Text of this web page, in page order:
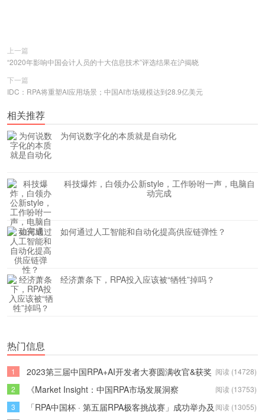
上一篇
“2020年影响中国会计人员的十大信息技术”评选结果在沪揭晓
下一篇
IDC：RPA将重塑AI应用场景；中国AI市场规模达到28.9亿美元
相关推荐
为何说数字化的本质就是自动化
科技爆炸，白领办公新style，工作吩咐一声，电脑自
动完成
如何通过人工智能和自动化提高供应链弹性？
经济萧条下，RPA投入应该被“牺牲”掉吗？
热门信息
阅读 (14728)
1
2023第三届中国RPA+AI开发者大赛圆满收官&获奖
名单公示
阅读 (13753)
2
《Market Insight：中国RPA市场发展洞察
（2022）》报告正式发布 | RPA中国
阅读 (13055)
3
「RPA中国杯 · 第五届RPA极客挑战赛」成功举办及